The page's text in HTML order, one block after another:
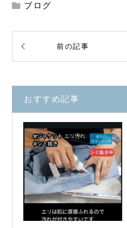
ブログ
おすすめ記事